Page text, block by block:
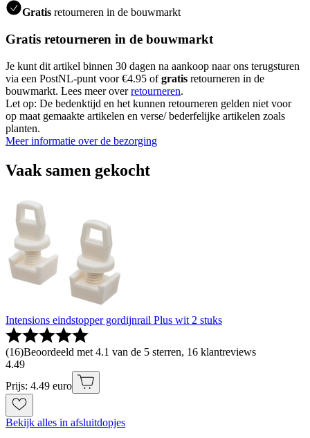
Gratis retourneren in de bouwmarkt
Gratis retourneren in de bouwmarkt
Je kunt dit artikel binnen 30 dagen na aankoop naar ons terugsturen
via een PostNL-punt voor €4.95 ofgratis retourneren in de
bouwmarkt. Lees meer overretourneren.
Let op: De bedenktijd en het kunnen retourneren gelden niet voor
op maat gemaakte artikelen en verse/ bederfelijke artikelen zoals
planten.
Meer informatie over de bezorging
Vaak samen gekocht
Intensions eindstopper gordijnrail Plus wit 2 stuks
(16)Beoordeeld met 4.1 van de 5 sterren, 16 klantreviews
4.49
Prijs: 4.49 euro
Bekijk alles in afsluitdopjes